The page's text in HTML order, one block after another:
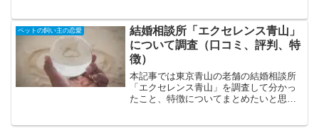
コミ良好」「横浜元町彫金工房」のおす
すめポイントのおすすめポ...
ペットの飼い主の恋愛
結婚相談所「エクセレンス青山」
について調査（口コミ、評判、特
徴）
本記事では東京青山の老舗の結婚相談所
「エクセレンス青山」を調査して分かっ
たこと、特徴についてまとめたいと思い